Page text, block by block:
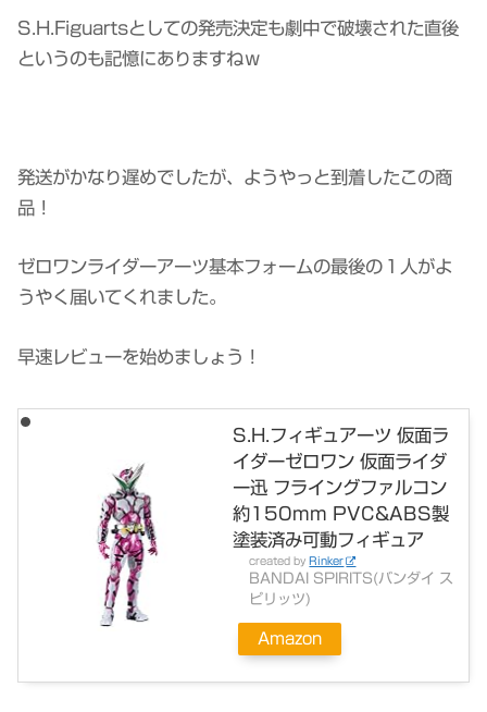
S.H.Figuartsとしての発売決定も劇中で破壊された直後
というのも記憶にありますねｗ
発送がかなり遅めでしたが、ようやっと到着したこの商
品！
ゼロワンライダーアーツ基本フォームの最後の１人がよ
うやく届いてくれました。
早速レビューを始めましょう！
S.H.フィギュアーツ 仮面ラ
イダーゼロワン 仮面ライダ
ー迅 フライングファルコン
約150mm PVC&ABS製
塗装済み可動フィギュア
created by Rinker
BANDAI SPIRITS(バンダイ ス
ピリッツ)
Amazon